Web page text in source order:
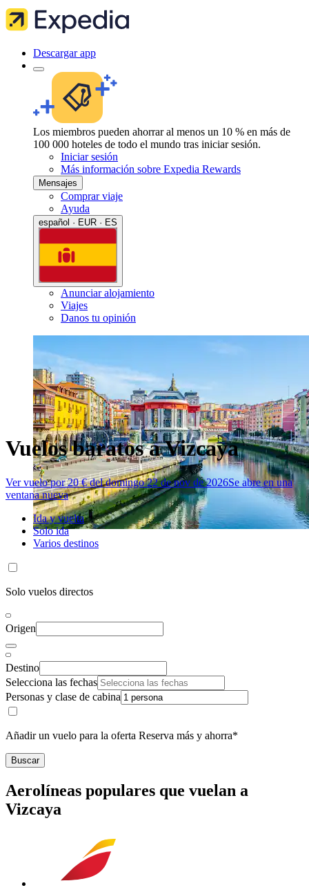
Descargar app
Los miembros pueden ahorrar al menos un 10 % en más de
100 000 hoteles de todo el mundo tras iniciar sesión.
Iniciar sesión
Más información sobre Expedia Rewards
Mensajes
Comprar viaje
Ayuda
español · EUR · ES
Anunciar alojamiento
Viajes
Danos tu opinión
Vuelos baratos a Vizcaya
Ver vuelo por 20 € del domingo 22 de nov de 2026Se abre en una
ventana nueva
Ida y vuelta
Solo ida
Varios destinos
Solo vuelos directos
Origen
Destino
Selecciona las fechas
Personas y clase de cabina
Añadir un vuelo para la oferta Reserva más y ahorra*
Buscar
Aerolíneas populares que vuelan a
Vizcaya